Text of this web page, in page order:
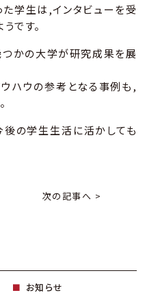
学生は,インタビューを受
です。
かの大学が研究成果を展
ハウの参考となる事例も,
の学生生活に活かしても
次の記事へ >
お知らせ